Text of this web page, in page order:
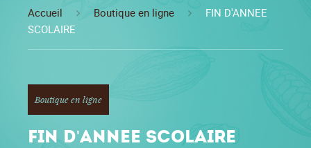
Accueil Boutique en ligne
FIN D'ANNEE
SCOLAIRE
Boutique en ligne
FIN D'ANNEE SCOLAIRE